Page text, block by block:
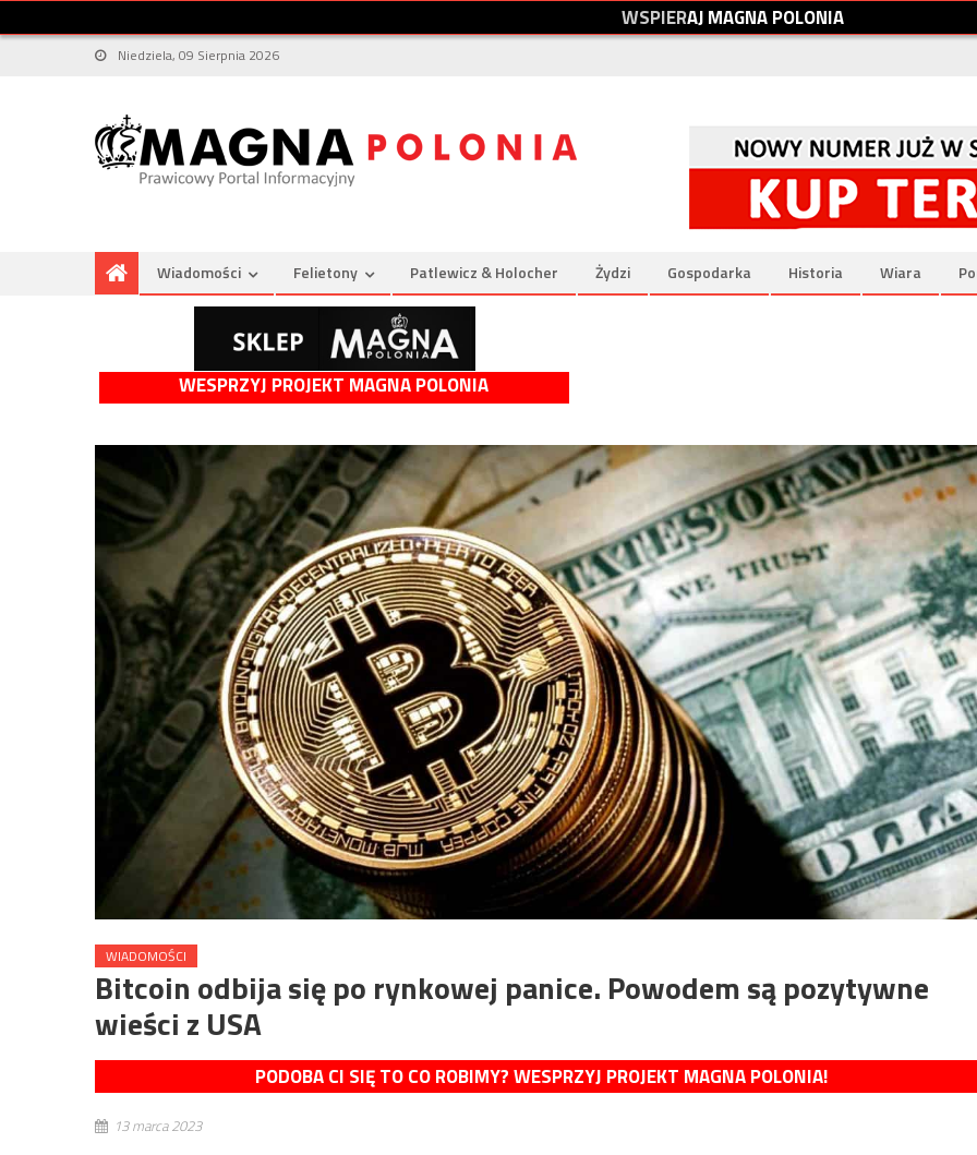
WSPIERAJMAGNAPOLONIA
Niedziela, 09 Sierpnia 2026
Wiadomości Felietony Patlewicz & Holocher Żydzi Gospodarka Historia Wiara
WESPRZYJ PROJEKT MAGNA POLONIA
WIADOMOŚCI
Bitcoin odbija się po rynkowej panice. Powodem są pozytywne
wieści z USA
PODOBA CI SIĘ TO CO ROBIMY? WESPRZYJ PROJEKT MAGNA POLONIA!
13 marca 2023